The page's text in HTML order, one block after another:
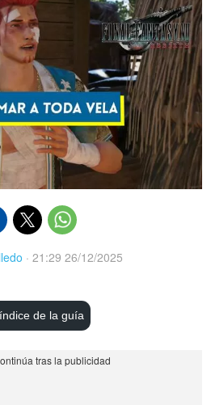
· 21:29 26/12/2025
de la guía